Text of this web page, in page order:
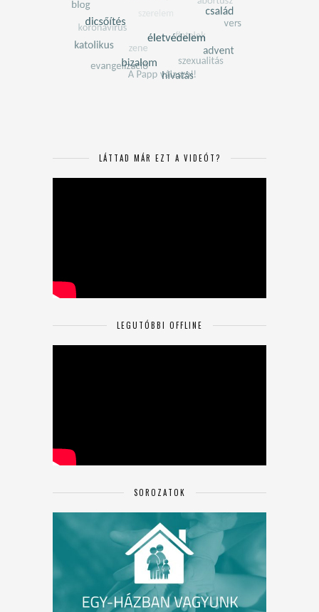
LÁTTAD MÁR EZT A VIDEÓT?
LEGUTÓBBI OFFLINE
SOROZATOK